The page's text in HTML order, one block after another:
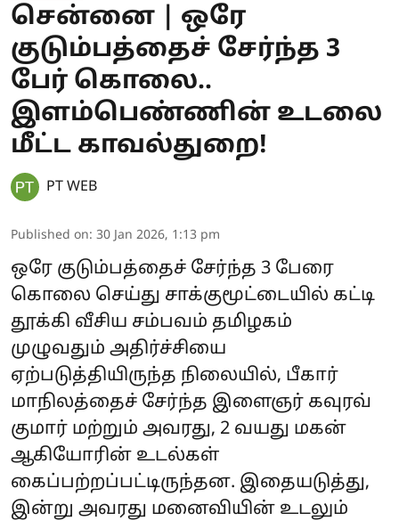
சென்னை | ஒரே
குடும்பத்தைச் சேர்ந்த 3
பேர் கொலை..
இளம்பெண்ணின் உடலை
மீட்ட காவல்துறை!
PT WEB
Published on: 30 Jan 2026, 1:13 pm
ஒரே குடும்பத்தைச் சேர்ந்த 3 பேரை
கொலை செய்து சாக்குமூட்டையில் கட்டி
தூக்கி வீசிய சம்பவம் தமிழகம்
முழுவதும் அதிர்ச்சியை
ஏற்படுத்தியிருந்த நிலையில், பீகார்
மாநிலத்தைச் சேர்ந்த இளைஞர் கவுரவ்
குமார் மற்றும் அவரது, 2 வயது மகன்
ஆகியோரின் உடல்கள்
கைப்பற்றப்பட்டிருந்தன. இதையடுத்து,
இன்று அவரது மனைவியின் உடலும்